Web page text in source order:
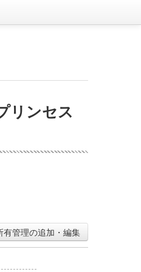
リンセス
有管理の追加・編集